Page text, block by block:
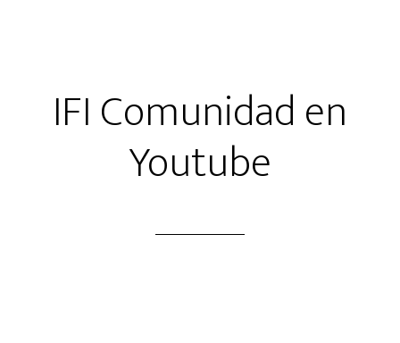
IFI Comunidad en
Youtube